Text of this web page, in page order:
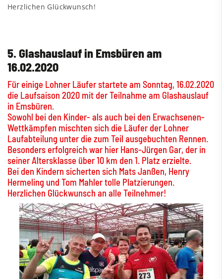
Herzlichen Glückwunsch!
5. Glashauslauf in Emsbüren am
16.02.2020
Für einige Lohner Läufer startete am Sonntag, 16.02.2020
die Laufsaison 2020 mit der Teilnahme am Glashauslauf
in Emsbüren.
Sowohl bei den Kinder- als auch bei den Erwachsenen-
Wettkämpfen mischten sich die Läufer der Lohner
Laufabteilung unter die zum Teil ausgebuchten Rennen.
Besonders erfolgreich war hier Hans-Jürgen Gar, der in
seiner Altersklasse über 10 km den 1. Platz erzielte.
Bei den Kindern sicherten sich Mats Janßen, Henry
Hermeling und Tom Mahler tolle Platzierungen.
Herzlichen Glückwunsch an alle Teilnehmer!